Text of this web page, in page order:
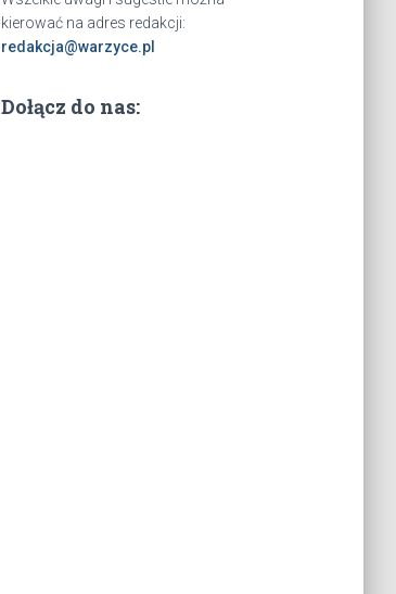
kierować na adres redakcji:
redakcja@warzyce.pl
Dołącz do nas: